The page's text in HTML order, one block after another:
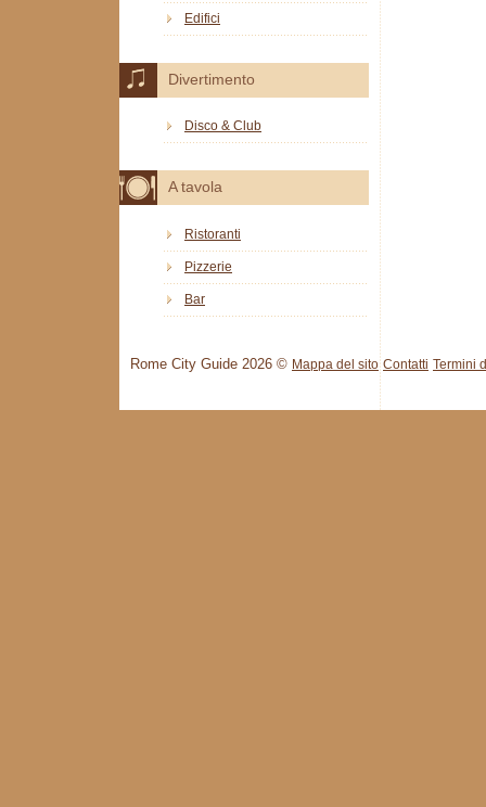
Edifici
Divertimento
Disco & Club
A tavola
Ristoranti
Pizzerie
Bar
Rome City Guide 2026 © Mappa del sito Contatti Termini